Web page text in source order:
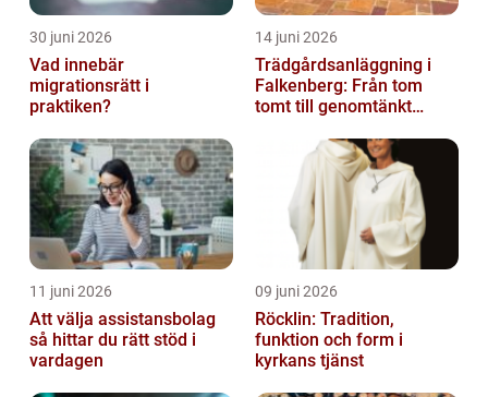
30 juni 2026
Vad innebär
migrationsrätt i
praktiken?
14 juni 2026
Trädgårdsanläggning i
Falkenberg: Från tom
tomt till genomtänkt
11 juni 2026
Att välja assistansbolag
så hittar du rätt stöd i
vardagen
09 juni 2026
Röcklin: Tradition,
funktion och form i
kyrkans tjänst